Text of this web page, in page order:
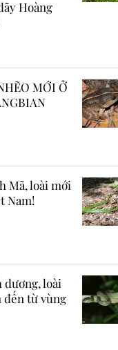
Hoàng
MỚI Ở
Mã, loài mới
Nam!
dương, loài
đến từ vùng